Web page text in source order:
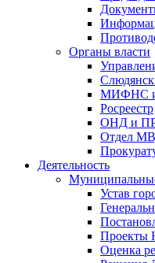
Органы власти
МИФНС
Росреестр
ОНД и ПР
Отдел
Деятельность
Устав
Проекты
Оценка